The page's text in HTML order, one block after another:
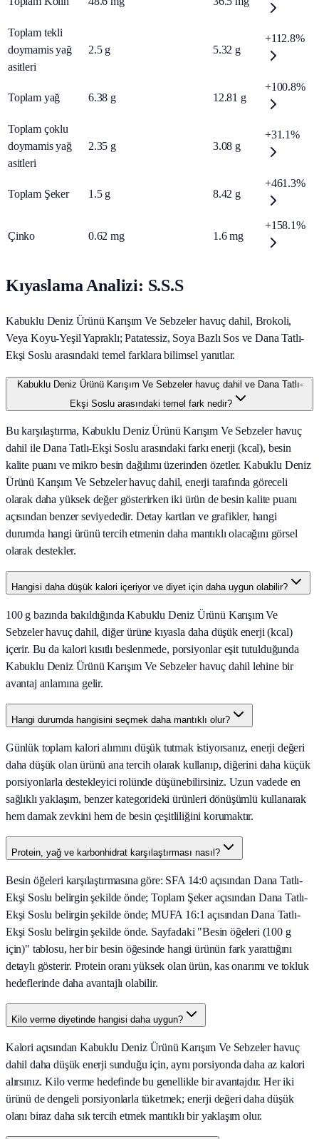
Toplam tekli
doymamis yağ
asitleri
2.5 g 5.32 g
+112.8%
Toplam yağ 6.38 g 12.81 g
+100.8%
Toplam çoklu
doymamis yağ
asitleri
2.35 g 3.08 g
+31.1%
Toplam Şeker 1.5 g 8.42 g
+461.3%
Çinko 0.62 mg 1.6 mg
+158.1%
Kıyaslama Analizi: S.S.S
Kabuklu Deniz Ürünü Karışım Ve Sebzeler havuç dahil, Brokoli,
Veya Koyu-Yeşil Yapraklı; Patatessiz, Soya Bazlı Sos ve Dana Tatlı-
Ekşi Soslu arasındaki temel farklara bilimsel yanıtlar.
Kabuklu Deniz Ürünü Karışım Ve Sebzeler havuç dahil ve Dana Tatlı-
Ekşi Soslu arasındaki temel fark nedir?
Bu karşılaştırma, Kabuklu Deniz Ürünü Karışım Ve Sebzeler havuç
dahil ile Dana Tatlı-Ekşi Soslu arasındaki farkı enerji (kcal), besin
kalite puanı ve mikro besin dağılımı üzerinden özetler. Kabuklu Deniz
Ürünü Karışım Ve Sebzeler havuç dahil, enerji tarafında göreceli
olarak daha yüksek değer gösterirken iki ürün de besin kalite puanı
açısından benzer seviyededir. Detay kartları ve grafikler, hangi
durumda hangi ürünü tercih etmenin daha mantıklı olacağını görsel
olarak destekler.
Hangisi daha düşük kalori içeriyor ve diyet için daha uygun olabilir?
100 g bazında bakıldığında Kabuklu Deniz Ürünü Karışım Ve
Sebzeler havuç dahil, diğer ürüne kıyasla daha düşük enerji (kcal)
içerir. Bu da kalori kısıtlı beslenmede, porsiyonlar eşit tutulduğunda
Kabuklu Deniz Ürünü Karışım Ve Sebzeler havuç dahil lehine bir
avantaj anlamına gelir.
Hangi durumda hangisini seçmek daha mantıklı olur?
Günlük toplam kalori alımını düşük tutmak istiyorsanız, enerji değeri
daha düşük olan ürünü ana tercih olarak kullanıp, diğerini daha küçük
porsiyonlarla destekleyici rolünde düşünebilirsiniz. Uzun vadede en
sağlıklı yaklaşım, benzer kategorideki ürünleri dönüşümlü kullanarak
hem damak zevkini hem de besin çeşitliliğini korumaktır.
Protein, yağ ve karbonhidrat karşılaştırması nasıl?
Besin öğeleri karşılaştırmasına göre: SFA 14:0 açısından Dana Tatlı-
Ekşi Soslu belirgin şekilde önde; Toplam Şeker açısından Dana Tatlı-
Ekşi Soslu belirgin şekilde önde; MUFA 16:1 açısından Dana Tatlı-
Ekşi Soslu belirgin şekilde önde. Sayfadaki "Besin öğeleri (100 g
için)" tablosu, her bir besin öğesinde hangi ürünün fark yarattığını
detaylı gösterir. Protein oranı yüksek olan ürün, kas onarımı ve tokluk
hedeflerinde daha avantajlı olabilir.
Kilo verme diyetinde hangisi daha uygun?
Kalori açısından Kabuklu Deniz Ürünü Karışım Ve Sebzeler havuç
dahil daha düşük enerji sunduğu için, aynı porsiyonda daha az kalori
alırsınız. Kilo verme hedefinde bu genellikle bir avantajdır. Her iki
ürünü de dengeli porsiyonlarla tüketmek; enerji değeri daha düşük
olanı biraz daha sık tercih etmek mantıklı bir yaklaşım olur.